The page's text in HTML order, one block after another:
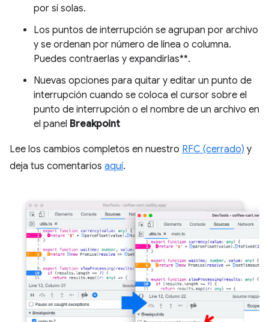
por sí solas.
Los puntos de interrupción se agrupan por archivo
y se ordenan por número de línea o columna.
Puedes contraerlas y expandirlas**.
Nuevas opciones para quitar y editar un punto de
interrupción cuando se coloca el cursor sobre el
punto de interrupción o el nombre de un archivo en
el panel Breakpoint
Lee los cambios completos en nuestro RFC (cerrado) y
deja tus comentarios aquí.